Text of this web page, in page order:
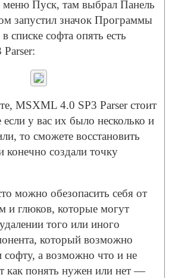
меню Пуск, там выбрал Панель
запустил значок Программы
списке софта опять есть
MSXML 4.0 SP3 Parser стоит
у вас их было несколько и
то сможете восстановить
конечно создали точку
можно обезопасить себя от
и глюков, которые могут
того или иного
который возможно
софту, а возможно что и не
как понять нужен или нет —